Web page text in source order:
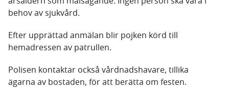
behov av sjukvård.
Efter upprättad anmälan blir pojken körd till
hemadressen av patrullen.
Polisen kontaktar också vårdnadshavare, tillika
ägarna av bostaden, för att berätta om festen.